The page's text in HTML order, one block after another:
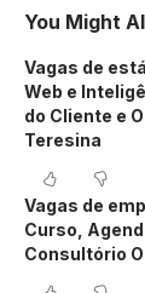
You Might
Vagas de
Web e
do Cliente e
Teresina
Vagas de
Curso,
Consultório